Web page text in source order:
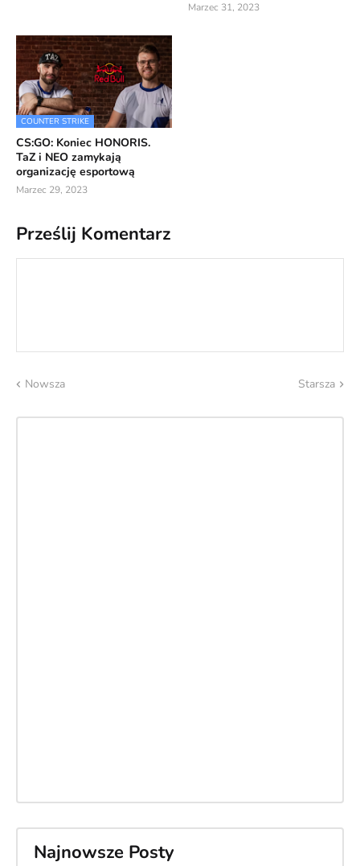
Marzec 31, 2023
COUNTER STRIKE
CS:GO: Koniec HONORIS.
TaZ i NEO zamykają
organizację esportową
Marzec 29, 2023
Prześlij Komentarz
Nowsza Starsza
Najnowsze Posty